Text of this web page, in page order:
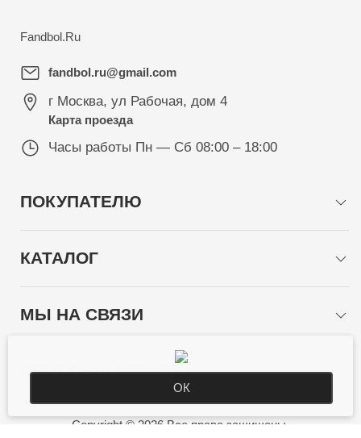
Fandbol.Ru
fandbol.ru@gmail.com
г Москва, ул Рабочая, дом 4
Карта проезда
Часы работы Пн — Сб 08:00 – 18:00
ПОКУПАТЕЛЮ
КАТАЛОГ
МЫ НА СВЯЗИ
СПОСОБЫ ОПЛАТЫ
Copyright © 2026 Все права защищены.
ОК